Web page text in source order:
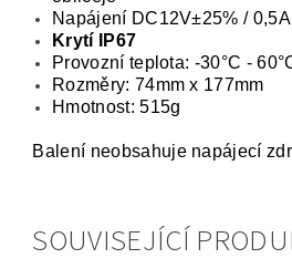
Napájení DC12V±25% /
Krytí IP67
Provozní teplota: -30°C -
Rozměry: 74mm x 177mm
Hmotnost: 515g
Balení neobsahuje napájecí
SOUVISEJÍCÍ